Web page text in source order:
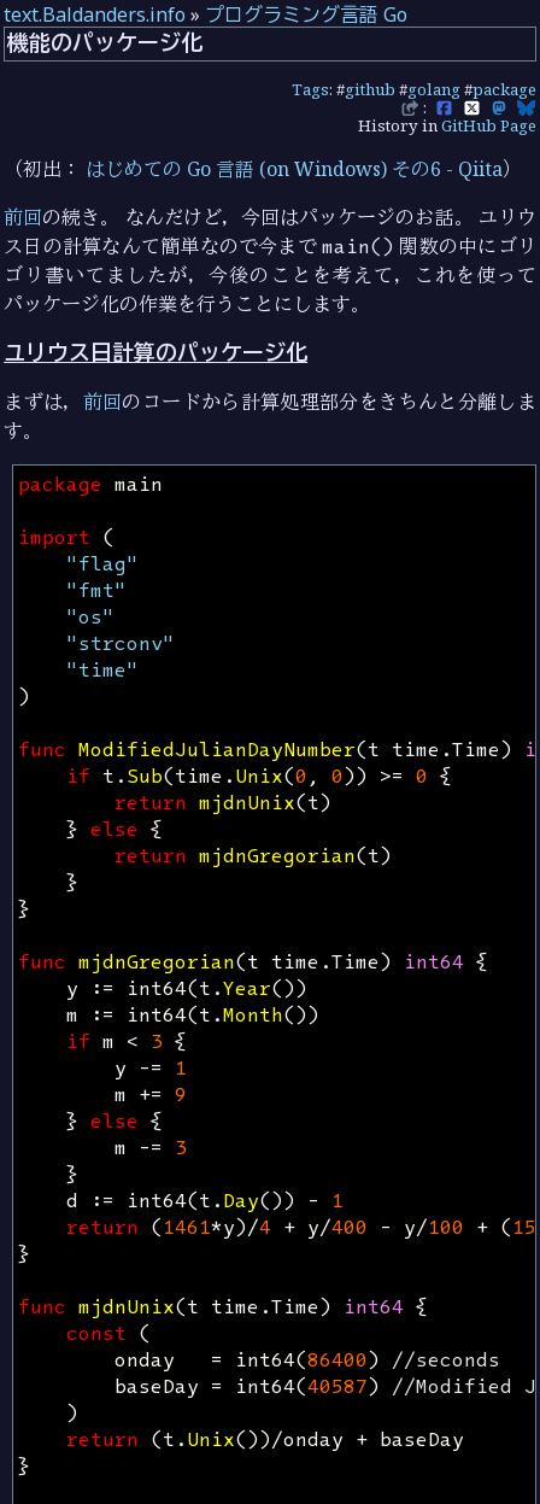
text.Baldanders.info » プログラミング言語 Go
機能のパッケージ化
Tags: #github #golang#package
:
History inGitHub Page
（初出： はじめての Go 言語 (on Windows) その6 - Qiita）
前回の続き。 なんだけど，今回はパッケージのお話。 ユリウ
ス日の計算なんて簡単なので今までmain() 関数の中にゴリ
ゴリ書いてましたが，今後のことを考えて，これを使って
パッケージ化の作業を行うことにします。
ユリウス日計算のパッケージ化
まずは， 前回のコードから計算処理部分をきちんと分離しま
す。
package main
import (
"flag"
"fmt"
"os"
"strconv"
"time"
)
func ModifiedJulianDayNumber(t time .Time)
if t .Sub(time .Unix(0 , 0)) >= 0 {
return mjdnUnix(t)
} else {
return mjdnGregorian(t)
}
}
func mjdnGregorian(t time .Time) int64 {
y
:= int64(t .Year())
m
:= int64(t .Month())
if m < 3 {
y -=
1
m += 9
} else {
m -= 3
}
d
:= int64(t .Day()) -
1
return (1461*y)/4 + y/400 - y/100 + (
}
func mjdnUnix(t time .Time) int64 {
const (
onday
= int64(86400) //seconds
baseDay = int64(40587) //Modified
)
return (t .Unix())/onday + baseDay
}